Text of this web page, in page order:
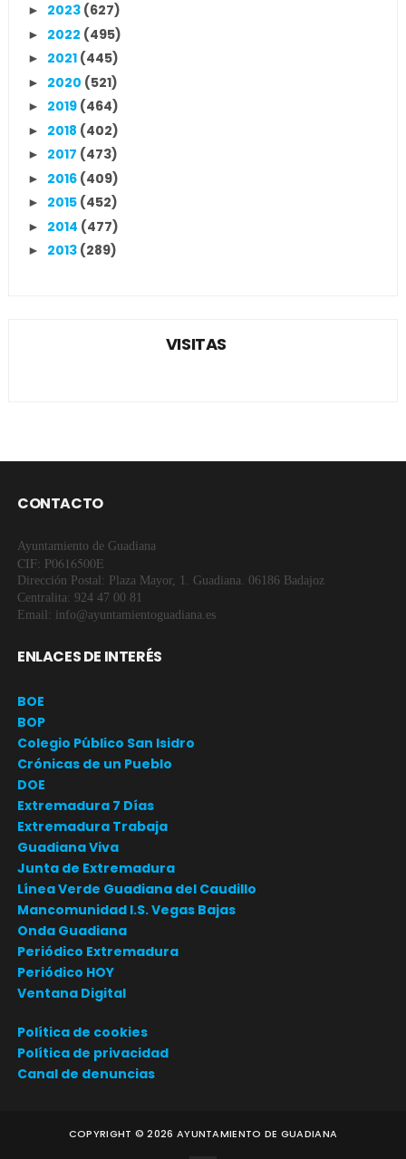
► 2023 (627)
► 2022 (495)
► 2021 (445)
► 2020 (521)
► 2019 (464)
► 2018 (402)
► 2017 (473)
► 2016 (409)
► 2015 (452)
► 2014 (477)
► 2013 (289)
VISITAS
CONTACTO
Ayuntamiento de Guadiana
CIF: P0616500E
Dirección Postal: Plaza Mayor, 1. Guadiana. 06186 Badajoz
Centralita: 924 47 00 81
Email: info@ayuntamientoguadiana.es
ENLACES DE INTERÉS
BOE
BOP
Colegio Público San Isidro
Crónicas de un Pueblo
DOE
Extremadura 7 Días
Extremadura Trabaja
Guadiana Viva
Junta de Extremadura
Línea Verde Guadiana del Caudillo
Mancomunidad I.S. Vegas Bajas
Onda Guadiana
Periódico Extremadura
Periódico HOY
Ventana Digital
Política de cookies
Política de privacidad
Canal de denuncias
COPYRIGHT ©2026 AYUNTAMIENTO DE GUADIANA